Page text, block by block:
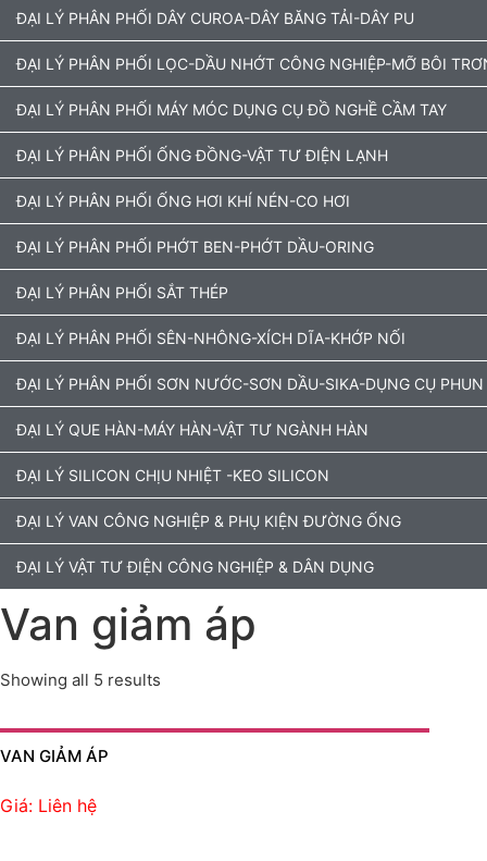
ĐẠI LÝ PHÂN PHỐI DÂY CUROA-DÂY BĂNG TẢI-DÂY PU
ĐẠI LÝ PHÂN PHỐI LỌC-DẦU NHỚT CÔNG NGHIỆP-MỠ BÔI
ĐẠI LÝ PHÂN PHỐI MÁY MÓC DỤNG CỤ ĐỒ NGHỀ CẦM TAY
ĐẠI LÝ PHÂN PHỐI ỐNG ĐỒNG-VẬT TƯ ĐIỆN LẠNH
ĐẠI LÝ PHÂN PHỐI ỐNG HƠI KHÍ NÉN-CO HƠI
ĐẠI LÝ PHÂN PHỐI PHỚT BEN-PHỚT DẦU-ORING
ĐẠI LÝ PHÂN PHỐI SẮT THÉP
ĐẠI LÝ PHÂN PHỐI SÊN-NHÔNG-XÍCH DĨA-KHỚP NỐI
ĐẠI LÝ PHÂN PHỐI SƠN NƯỚC-SƠN DẦU-SIKA-DỤNG CỤ
ĐẠI LÝ QUE HÀN-MÁY HÀN-VẬT TƯ NGÀNH HÀN
ĐẠI LÝ SILICON CHỊU NHIỆT -KEO SILICON
ĐẠI LÝ VAN CÔNG NGHIỆP & PHỤ KIỆN ĐƯỜNG ỐNG
ĐẠI LÝ VẬT TƯ ĐIỆN CÔNG NGHIỆP & DÂN DỤNG
Van giảm áp
Showing all 5 results
VAN GIẢM ÁP
Giá: Liên hệ